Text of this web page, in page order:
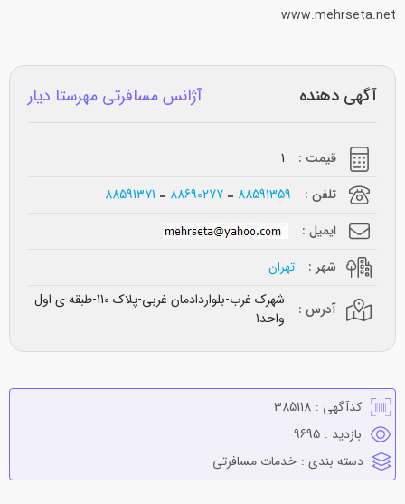
www.mehrseta.net
آگهی دهنده آژانس مسافرتی مهرستا دیار
قیمت :
1
تلفن :
88591359
88690277
88591371
ایمیل :
شهر :
تهران
آدرس :
شهرک غرب-بلواردادمان غربی-پلاک 110-طبقه ی اول
واحد1
کدآگهی : 385118
بازدید : 9695
دسته بندی : خدمات مسافرتي